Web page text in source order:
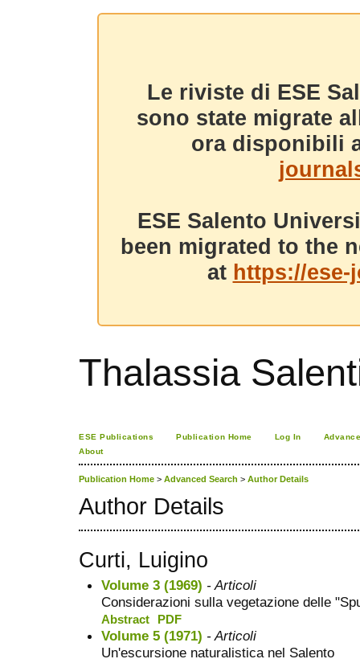
Le riviste di ESE
sono state migrate
ora disponibili
ESE Salento
been migrated to the
at https://
Thalassia
ESE Publications Publication Home Log In
About
Publication Home > Advanced Search > Author Details
Author Details
Curti, Luigino
Volume 3 (1969) - Articoli
Considerazioni sulla vegetazione delle
Abstract PDF
Volume 5 (1971) - Articoli
Un'escursione naturalistica nel Salento